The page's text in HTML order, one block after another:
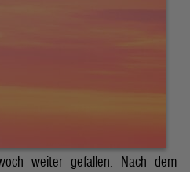
weiter gefallen. Nach dem